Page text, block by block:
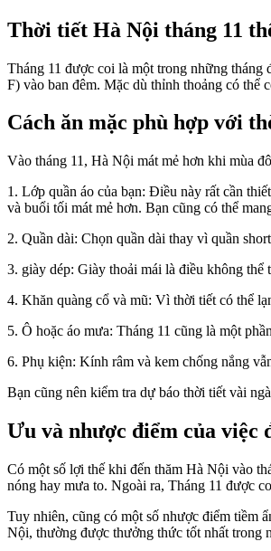
Thời tiết Hà Nội tháng 11
Tháng 11 được coi là một trong những tháng
F) vào ban đêm. Mặc dù thỉnh thoảng có thể
Cách ăn mặc phù hợp với
Vào tháng 11, Hà Nội mát mẻ hơn khi mùa
1. Lớp quần áo của bạn: Điều này rất cần
và buổi tối mát mẻ hơn. Bạn cũng có thể
2. Quần dài: Chọn quần dài thay vì quần
3. giày dép: Giày thoải mái là điều không
4. Khăn quàng cổ và mũ: Vì thời tiết có thể
5. Ô hoặc áo mưa: Tháng 11 cũng là một
6. Phụ kiện: Kính râm và kem chống nắng
Bạn cũng nên kiểm tra dự báo thời tiết vài
Ưu và nhược điểm của việc
Có một số lợi thế khi đến thăm Hà Nội vào
nóng hay mưa to. Ngoài ra, Tháng 11 được
Tuy nhiên, cũng có một số nhược điểm tiềm
Nội, thường được thưởng thức tốt nhất trong